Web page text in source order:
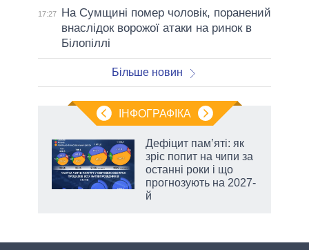
17:27
На Сумщині помер чоловік, поранений
внаслідок ворожої атаки на ринок в
Білопіллі
Більше новин
ІНФОГРАФІКА
Дефіцит пам’яті: як
зріс попит на чипи за
останні роки і що
прогнозують на 2027-
й